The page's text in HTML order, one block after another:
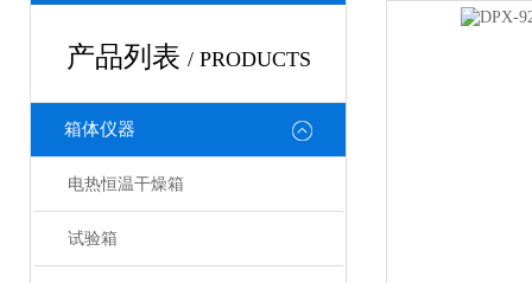
产品列表 / PRODUCTS
箱体仪器
电热恒温干燥箱
试验箱